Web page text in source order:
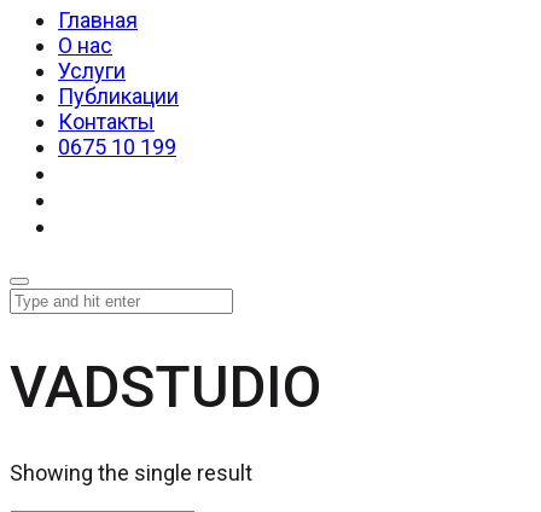
Главная
О нас
Услуги
Публикации
Контакты
0675 10 199
VADSTUDIO
Showing the single result